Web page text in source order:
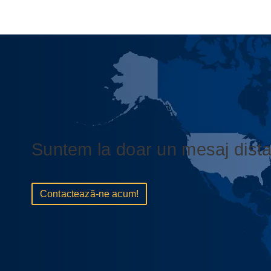
Suntem la doar un mesaj
Contactează-ne acum!